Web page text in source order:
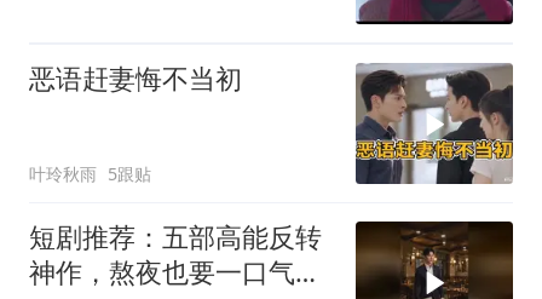
恶语赶妻悔不当初
叶玲秋雨 5跟贴
短剧推荐：五部高能反转
神作，熬夜也要一口气看